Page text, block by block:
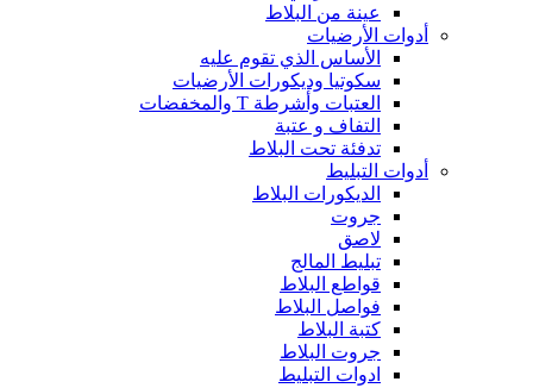
عينة من البلاط
أدوات الأرضيات
الأساس الذي تقوم عليه
سكوتيا وديكورات الأرضيات
العتبات وأشرطة T والمخفضات
التفاف و عتبة
تدفئة تحت البلاط
أدوات التبليط
الديكورات البلاط
جروت
لاصق
تبليط المالج
قواطع البلاط
فواصل البلاط
كتبة البلاط
جروت البلاط
ادوات التبليط